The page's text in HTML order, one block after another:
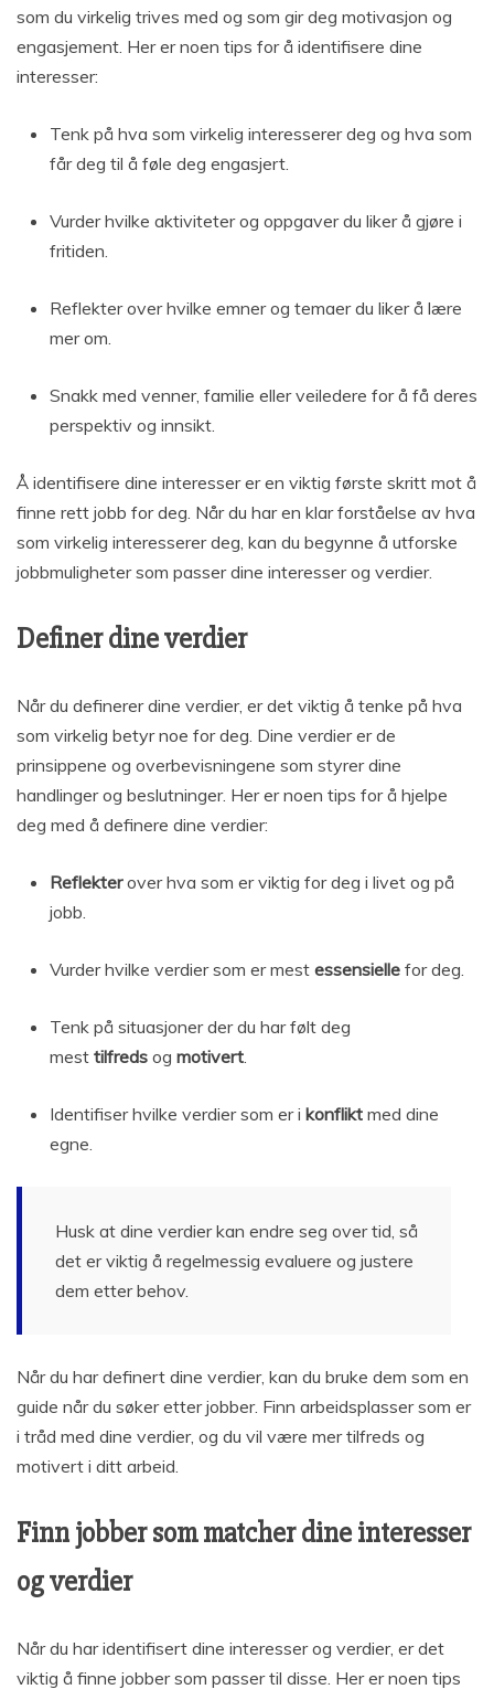
som du virkelig trives med og som gir deg motivasjon og
engasjement. Her er noen tips for å identifisere dine
interesser:
Tenk på hva som virkelig interesserer deg og hva som
får deg til å føle deg engasjert.
Vurder hvilke aktiviteter og oppgaver du liker å gjøre i
fritiden.
Reflekter over hvilke emner og temaer du liker å lære
mer om.
Snakk med venner, familie eller veiledere for å få deres
perspektiv og innsikt.
Å identifisere dine interesser er en viktig første skritt mot å
finne rett jobb for deg. Når du har en klar forståelse av hva
som virkelig interesserer deg, kan du begynne å utforske
jobbmuligheter som passer dine interesser og verdier.
Definer dine verdier
Når du definerer dine verdier, er det viktig å tenke på hva
som virkelig betyr noe for deg. Dine verdier er de
prinsippene og overbevisningene som styrer dine
handlinger og beslutninger. Her er noen tips for å hjelpe
deg med å definere dine verdier:
Reflekterover hva som er viktig for deg i livet og på
jobb.
Vurder hvilke verdier som er mest essensielle for deg.
Tenk på situasjoner der du har følt deg
mest tilfreds og motivert.
Identifiser hvilke verdier som er i konflikt med dine
egne.
Husk at dine verdier kan endre seg over tid, så
det er viktig å regelmessig evaluere og justere
dem etter behov.
Når du har definert dine verdier, kan du bruke dem som en
guide når du søker etter jobber. Finn arbeidsplasser som er
i tråd med dine verdier, og du vil være mer tilfreds og
motivert i ditt arbeid.
Finn jobber som matcher dine interesser
og verdier
Når du har identifisert dine interesser og verdier, er det
viktig å finne jobber som passer til disse. Her er noen tips